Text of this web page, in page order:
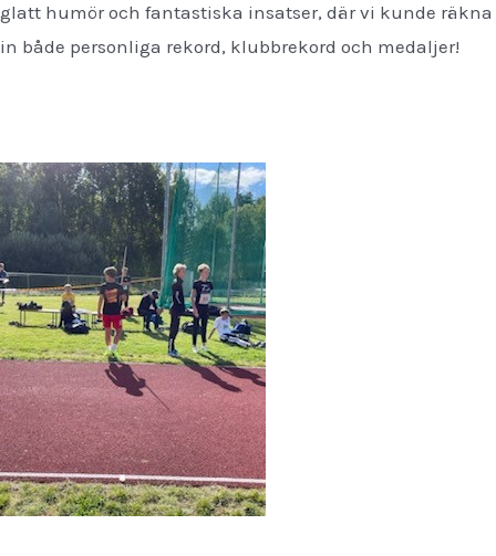
glatt humör och fantastiska insatser, där vi kunde räkna
in både personliga rekord, klubbrekord och medaljer!